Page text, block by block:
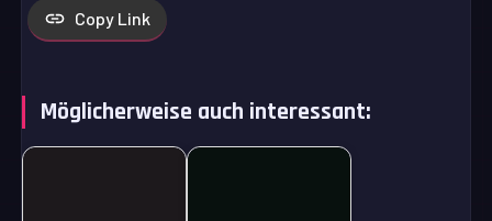
Copy Link
Möglicherweise auch interessant: